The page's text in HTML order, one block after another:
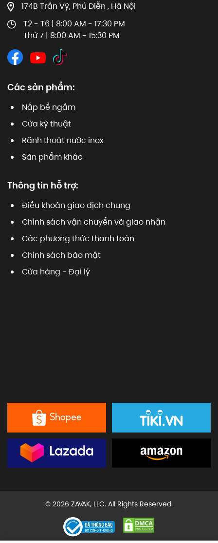
174B Trần Vỹ, Phú Diễn , Hà Nội
T2 - T6 | 8:00 AM - 17:30 PM
Thứ 7 | 8:00 AM - 15:30 PM
Các sản phẩm:
Nắp bể ngầm
Cửa kỹ thuật
Rãnh thoát nước inox
Sản phẩm khác
Thông tin hỗ trợ:
Điều khoản giao dịch chung
Chính sách vận chuyển và giao nhận
Các phương thức thanh toán
Chính sách bảo mật
Cửa hàng - Đại lý
© 2026 ZAVAK, LLC. All Rights Reserved.